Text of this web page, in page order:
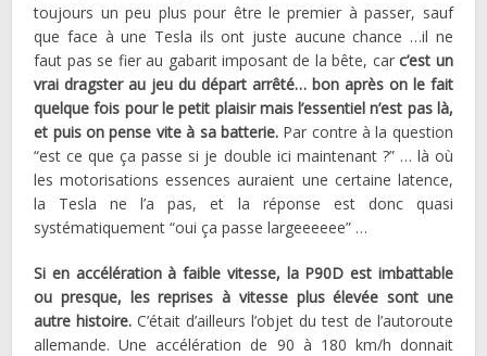
toujours un peu plus pour être le premier à passer, sauf
que face à une Tesla ils ont juste aucune chance …il ne
faut pas se fier au gabarit imposant de la bête, carc’est un
vrai dragster au jeu du départ arrêté… bon après on le fait
quelque fois pour le petit plaisir mais l’essentiel n’est pas là,
et puis on pense vite à sa batterie.Par contre à la question
“est ce que ça passe si je double ici maintenant ?” … là où
les motorisations essences auraient une certaine latence,
la Tesla ne l’a pas, et la réponse est donc quasi
systématiquement “oui ça passe largeeeeee” …
Si en accélération à faible vitesse, la P90D est imbattable
ou presque, les reprises à vitesse plus élevée sont une
autre histoire. C’était d’ailleurs l’objet du test de l’autoroute
allemande. Une accélération de 90 à 180 km/h donnait